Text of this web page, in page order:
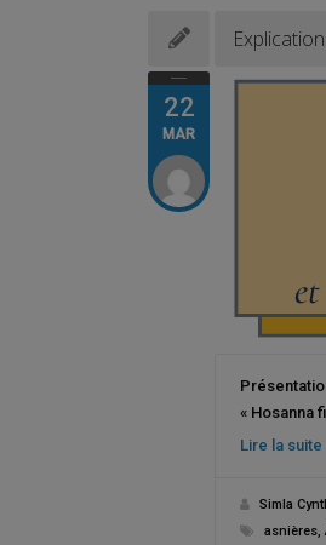
22
MAR
« Hosanna
Lire la suite
Simla
asnières,